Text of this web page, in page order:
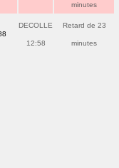
minutes
DECOLLE
12:58
Retard de 23
minutes